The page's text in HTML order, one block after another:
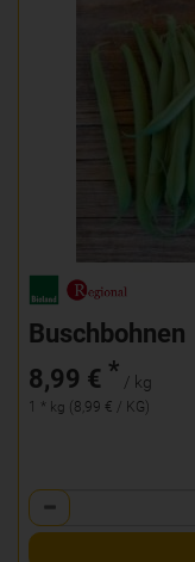
Buschbohnen
8,99 € * / kg
1 * kg (8,99 € / KG)
Anzahl